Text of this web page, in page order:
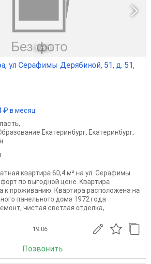
1 из 1
ул Серафимы Дерябиной, 51, д. 51,
₽ в месяц
,
Екатеринбург, Екатеринбург,
квартира 60,4 м² на ул. Серафимы
по выгодной цене. Kвартиpa
к проживанию. Квартира расположена на
панельного дома 1972 года
чистая светлая отделка,...
19.06
Позвонить